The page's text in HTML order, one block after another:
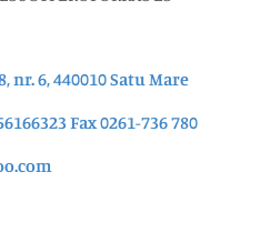
nr. 6, 440010 Satu Mare
Fax 0261-736 780